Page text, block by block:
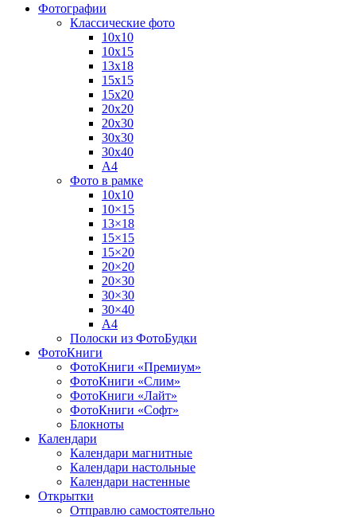
Фотографии
Классические фото
10х10
10х15
13х18
15х15
15х20
20х20
20х30
30х30
30х40
А4
Фото в рамке
10х10
10×15
13×18
15×15
15×20
20×20
20×30
30×30
30×40
A4
Полоски из ФотоБудки
ФотоКниги
ФотоКниги «Премиум»
ФотоКниги «Слим»
ФотоКниги «Лайт»
ФотоКниги «Софт»
Блокноты
Календари
Календари магнитные
Календари настольные
Календари настенные
Открытки
Отправлю самостоятельно